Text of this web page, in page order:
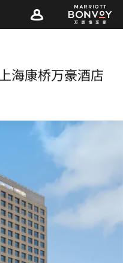
上海康桥万豪酒店